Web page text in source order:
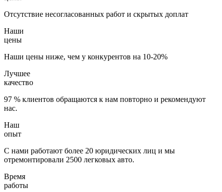
Отсутствие несогласованных работ и скрытых доплат
Наши
цены
Наши цены ниже, чем у конкурентов на 10-20%
Лучшее
качество
97 % клиентов обращаются к нам повторно и рекомендуют
нас.
Наш
опыт
С нами работают более 20 юридических лиц и мы
отремонтировали 2500 легковых авто.
Время
работы